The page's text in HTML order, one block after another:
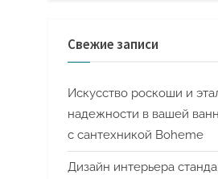
Свежие записи
Искусство роскоши и
надежности в вашей
с сантехникой Boheme
Дизайн интерьера